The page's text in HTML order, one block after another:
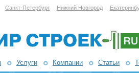
Санкт-Петербург Нижний Новгород
Услуги Компании Статьи